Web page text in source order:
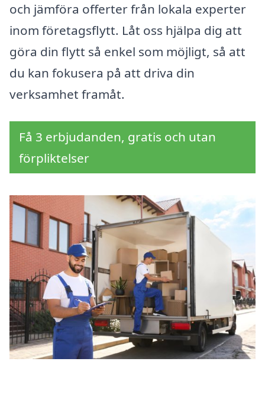
och jämföra offerter från lokala experter
inom företagsflytt. Låt oss hjälpa dig att
göra din flytt så enkel som möjligt, så att
du kan fokusera på att driva din
verksamhet framåt.
Få 3 erbjudanden, gratis och utan
förpliktelser